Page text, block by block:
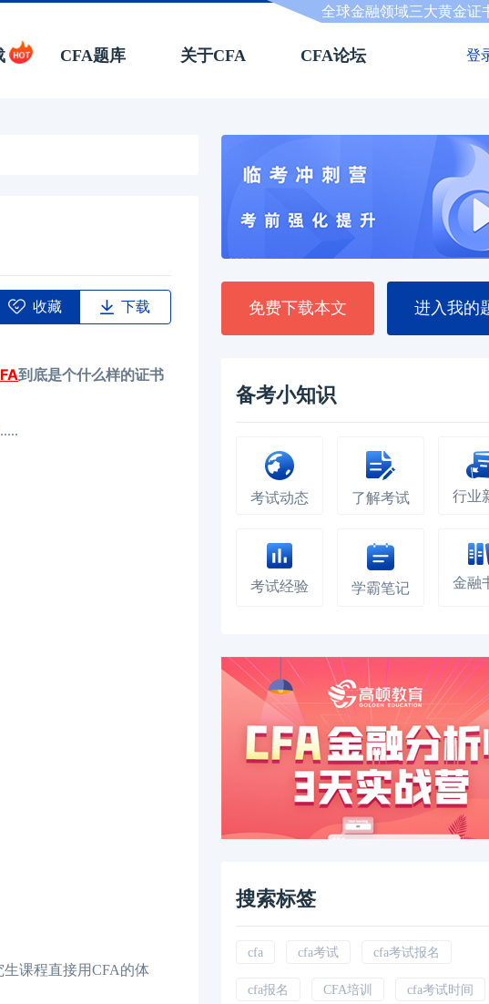
全球金融领域三大黄金证
CFA题库 关于CFA CFA论坛 登
收藏 下载
到底是个什么样的证书
课程直接用CFA的体
免费下载本文 进入我的
备考小知识
考试动态 了解考试 行业
考试经验 学霸笔记 金融
搜索标签
cfa cfa考试 cfa考试报名
cfa报名 CFA培训 cfa考试时间